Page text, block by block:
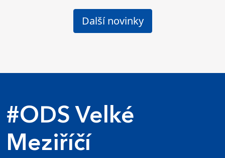
Další novinky
#ODS Velké
Meziříčí